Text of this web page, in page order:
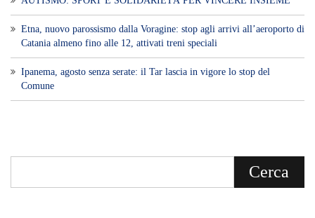
Etna, nuovo parossismo dalla Voragine: stop agli arrivi all’aeroporto di
Catania almeno fino alle 12, attivati treni speciali
Ipanema, agosto senza serate: il Tar lascia in vigore lo stop del
Comune